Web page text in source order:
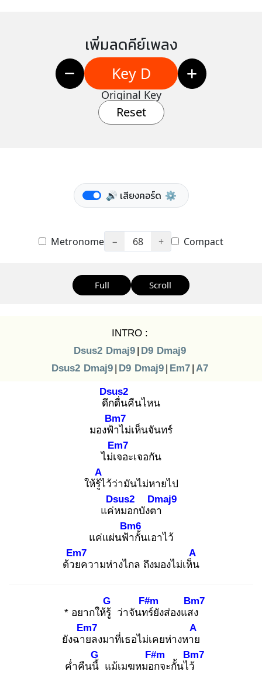
เพิ่มลดคีย์เพลง
Key D
Original Key
Reset
🔊 เสียงคอร์ด ⚙️
Metronome − 68 + Compact
Full Scroll
INTRO :
Dsus2 Dmaj9 | D9 Dmaj9
Dsus2 Dmaj9 | D9 Dmaj9 | Em7 | A7
ดึก
Dsus2
ดื่นคืนไหน
มองฟ้า
Bm7
ไม่เห็นจันทร์
ไม่เจ
Em7
อะเจอกัน
ให้รู้ไ
A
ว้ว่ามันไม่หายไป
แค่ห
Dsus2
มอกบังตา
Dmaj9
แค่แผ่นฟ้า
Bm6
กั้นเอาไว้
ด้วย
Em7
ความห่างไกล ถึงมองไม่เห็น
A
* อยากให้รู้
G
ว่าจันทร์
F#m
ยังส่องแสง
Bm7
ยังฉาย
Em7
ลงมาที่เธอไม่เคยห่างหาย
A
ค่ำคืนนี้
G
แม้เมฆหมอก
F#m
จะกั้นไว้
Bm7